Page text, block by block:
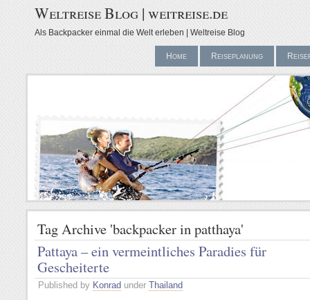
Weltreise Blog | weitreise.de
Als Backpacker einmal die Welt erleben | Weltreise Blog
Home Reiseplanung
Tag Archive 'backpacker in patthaya'
Pattaya – ein vermeintliches Paradies für
Gescheiterte
Published by Konrad under Thailand